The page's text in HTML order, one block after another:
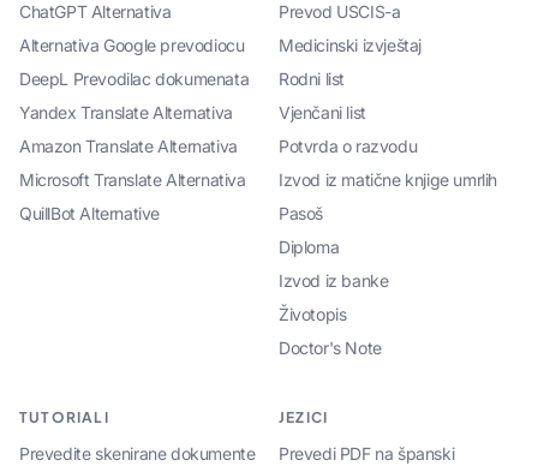
ChatGPT Alternativa
Alternativa Google prevodiocu
DeepL Prevodilac dokumenata
Yandex Translate Alternativa
Amazon Translate Alternativa
Microsoft Translate Alternativa
QuillBot Alternative
Prevod USCIS-a
Medicinski izvještaj
Rodni list
Vjenčani list
Potvrda o razvodu
Izvod iz matične knjige umrlih
Pasoš
Diploma
Izvod iz banke
Životopis
Doctor's Note
TUTORIALI
Prevedite skenirane dokumente
JEZICI
Prevedi PDF na španski